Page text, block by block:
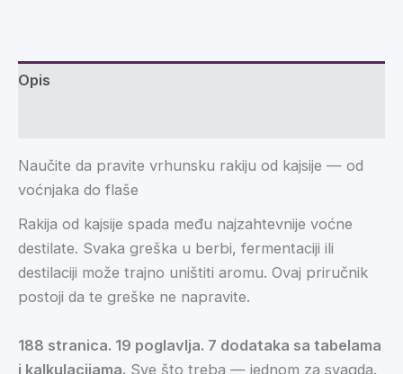
Opis
Naučite da pravite vrhunsku rakiju od kajsije — od
voćnjaka do flaše
Rakija od kajsije spada među najzahtevnije voćne
destilate. Svaka greška u berbi, fermentaciji ili
destilaciji može trajno uništiti aromu. Ovaj priručnik
postoji da te greške ne napravite.
188 stranica. 19 poglavlja. 7 dodataka sa tabelama
i kalkulacijama. Sve što treba — jednom za svagda.